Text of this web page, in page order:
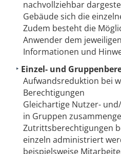
nachvollziehbar
Gebäude sich die
Zudem besteht die
Anwender dem
Informationen und
Einzel- und
Aufwandsreduktion bei
Berechtigungen
Gleichartige Nutzer-
in Gruppen
Zutrittsberechtigungen
einzeln administriert
beispielsweise